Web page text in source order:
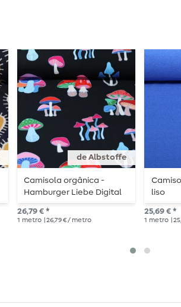
de Albstoffe
Camisola orgânica -
Hamburger Liebe Digital
Print Hand On Heart
Dream Preto
26,79 € *
1 metro | 26,79 € / metro
liso
25,69 € *
1 metro |